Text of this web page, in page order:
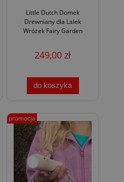
Little Dutch Domek
Drewniany dla Lalek
Wróżek Fairy Garden
249,00 zł
do koszyka
promocja